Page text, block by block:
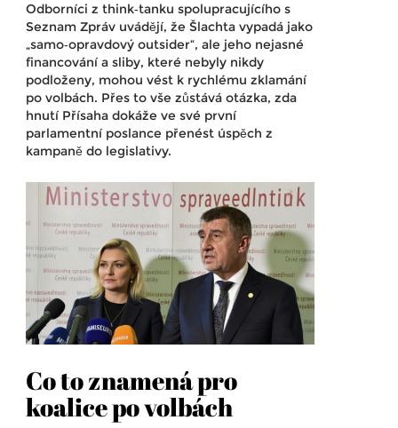
Odborníci z think‑tanku spolupracujícího s
Seznam Zpráv uvádějí, že Šlachta vypadá jako
„samo‑opravdový outsider“, ale jeho nejasné
financování a sliby, které nebyly nikdy
podloženy, mohou vést k rychlému zklamání
po volbách. Přes to vše zůstává otázka, zda
hnutí Přísaha dokáže ve své první
parlamentní poslance přenést úspěch z
kampaně do legislativy.
Co to znamená pro
koalice po volbách